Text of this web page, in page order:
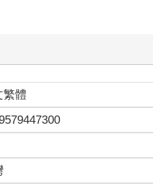
自己的利益四處奔走的模樣，
現在想必也沒有任何改變吧。
佔便宜的人，或是擁有權力的
法忍受什麼都不做，流淚入睡
都不是這種的。大抵都是他認
現在想必也沒有任何改變吧。
繁體